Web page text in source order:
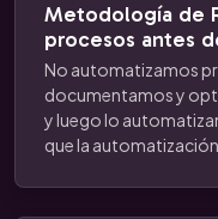
Metodología de
procesos antes
No automatizamos
documentamos y
y luego lo
que la